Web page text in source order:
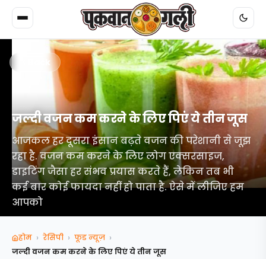
Back
जल्दी वजन कम करने के लिए पिएं ये तीन जूस
आजकल हर दूसरा इंसान बढ़ते वजन की परेशानी से जूझ
रहा है. वजन कम करने के लिए लोग एक्सरसाइज,
डाइटिंग जैसा हर संभव प्रयास करते हैं, लेकिन तब भी
कई बार कोई फायदा नहीं हो पाता है. ऐसे में लीजिए हम
आपको
होम › रेसिपी › फूड न्‍यूज़ ›
जल्दी वजन कम करने के लिए पिएं ये तीन जूस